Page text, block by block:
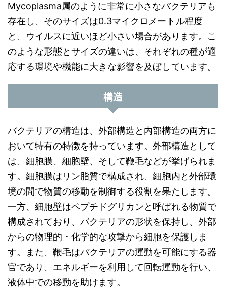
Mycoplasma属のように非常に小さなバクテリアも
存在し、そのサイズは0.3マイクロメートル程度
と、ウイルスに近いほど小さい場合があります。こ
のような形態とサイズの違いは、それぞれの種が適
応する環境や機能に大きな影響を及ぼしています。
構造
バクテリアの構造は、外部構造と内部構造の両方に
おいて特有の特徴を持っています。外部構造として
は、細胞膜、細胞壁、そして鞭毛などが挙げられま
す。細胞膜はリン脂質で構成され、細胞内と外部環
境の間で物質の移動を制御する役割を果たします。
一方、細胞壁はペプチドグリカンと呼ばれる物質で
構成されており、バクテリアの形状を保持し、外部
からの物理的・化学的な攻撃から細胞を保護しま
す。また、鞭毛はバクテリアの運動を可能にする器
官であり、エネルギーを利用して回転運動を行い、
液体中での移動を助けます。